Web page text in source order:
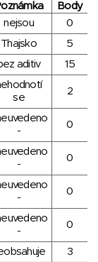
Body
nejsou
0
Thajsko
5
aditiv 15
se
2
-
0
-
0
-
0
-
0
3